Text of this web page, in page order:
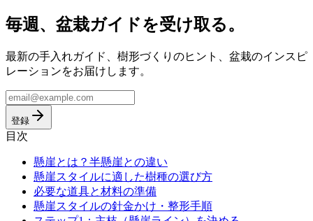
毎週、盆栽ガイドを受け取る。
最新の手入れガイド、樹形づくりのヒント、盆栽のインスピ
レーションをお届けします。
登録
目次
懸崖とは？半懸崖との違い
懸崖スタイルに適した樹種の選び方
必要な道具と材料の準備
懸崖スタイルの針金かけ・整形手順